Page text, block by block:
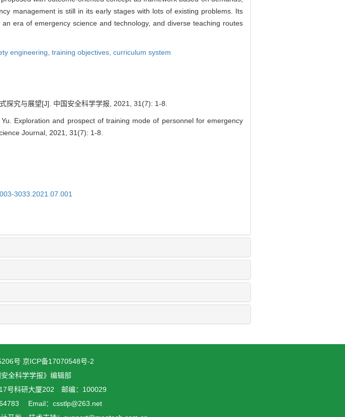
management is still in its early stages with lots of existing problems. Its
era of emergency science and technology, and diverse teaching routes
engineering, training objectives, curriculum system
探究与展望[J]. 中国安全科学学报, 2021, 31(7): 1-8.
Exploration and prospect of training mode of personnel for emergency
Journal, 2021, 31(7): 1-8.
3033.2021.07.001
号 京ICP备17070548号-2
全科学学报》编辑部
号科研大厦202 邮编：100029
Email：csstlp@263.net